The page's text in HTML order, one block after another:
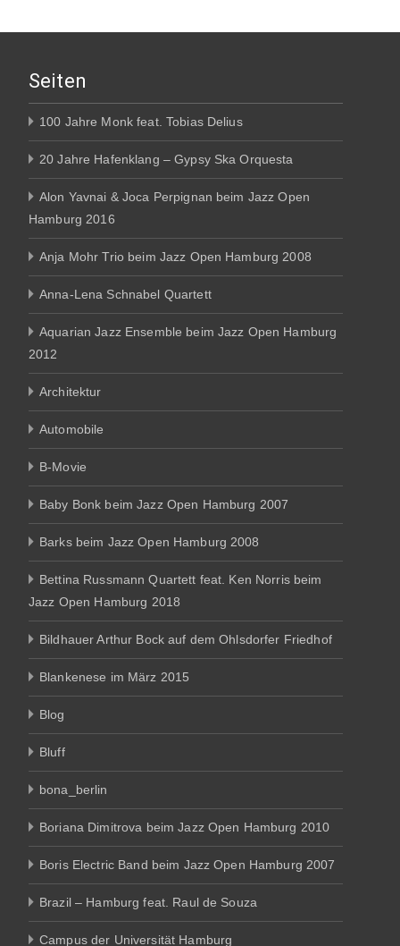
Seiten
100 Jahre Monk feat. Tobias Delius
20 Jahre Hafenklang – Gypsy Ska Orquesta
Alon Yavnai & Joca Perpignan beim Jazz Open
Hamburg 2016
Anja Mohr Trio beim Jazz Open Hamburg 2008
Anna-Lena Schnabel Quartett
Aquarian Jazz Ensemble beim Jazz Open Hamburg
2012
Architektur
Automobile
B-Movie
Baby Bonk beim Jazz Open Hamburg 2007
Barks beim Jazz Open Hamburg 2008
Bettina Russmann Quartett feat. Ken Norris beim
Jazz Open Hamburg 2018
Bildhauer Arthur Bock auf dem Ohlsdorfer Friedhof
Blankenese im März 2015
Blog
Bluff
bona_berlin
Boriana Dimitrova beim Jazz Open Hamburg 2010
Boris Electric Band beim Jazz Open Hamburg 2007
Brazil – Hamburg feat. Raul de Souza
Campus der Universität Hamburg